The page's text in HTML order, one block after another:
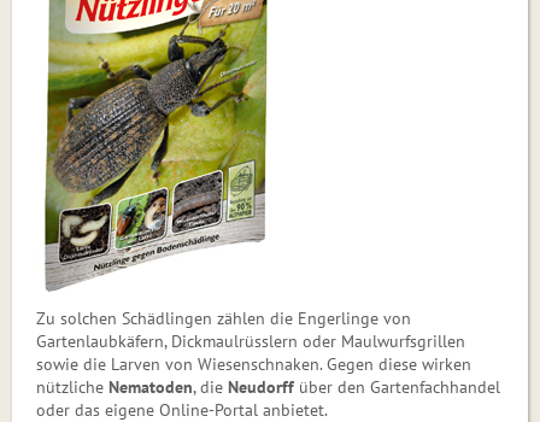
Zu solchen Schädlingen zählen die Engerlinge von
Gartenlaubkäfern, Dickmaul­rüsslern oder Maulwurfsgrillen
sowie die Larven von Wiesenschnaken. Gegen diese wirken
nützliche Nematoden, die Neudorff über den Gar­tenfachhandel
oder das eigene Online-Portal anbietet.